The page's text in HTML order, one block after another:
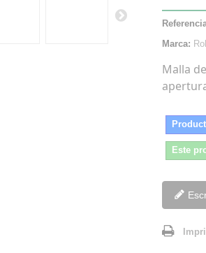
Marca:
Malla
Este